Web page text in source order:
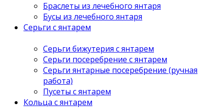
Браслеты из лечебного янтаря
Бусы из лечебного янтаря
Серьги с янтарем
Серьги бижутерия с янтарем
Серьги посеребрение с янтарем
Серьги янтарные посеребрение (ручная
работа)
Пусеты с янтарем
Кольца с янтарем